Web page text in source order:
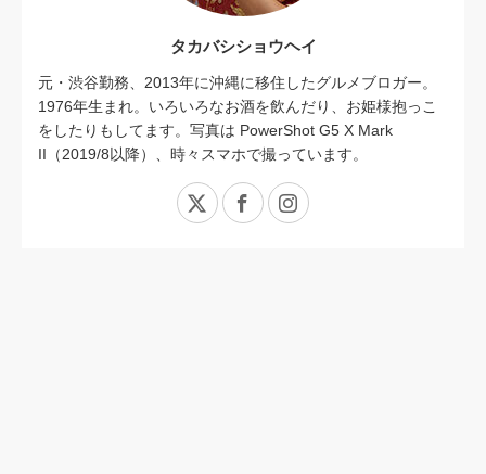
タカバシショウヘイ
元・渋谷勤務、2013年に沖縄に移住したグルメブロガー。
1976年生まれ。いろいろなお酒を飲んだり、お姫様抱っこ
をしたりもしてます。写真は PowerShot G5 X Mark
II（2019/8以降）、時々スマホで撮っています。
X FacebookInstagram